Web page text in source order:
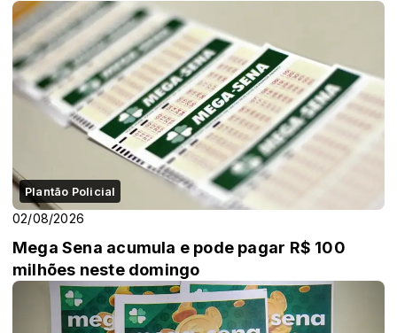
Plantão Policial
02/08/2026
Mega Sena acumula e pode pagar R$ 100
milhões neste domingo